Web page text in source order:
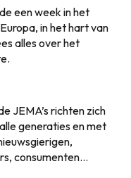
een week in het
in het hart van
alles over het
JEMA’s richten zich
generaties en met
consumenten…